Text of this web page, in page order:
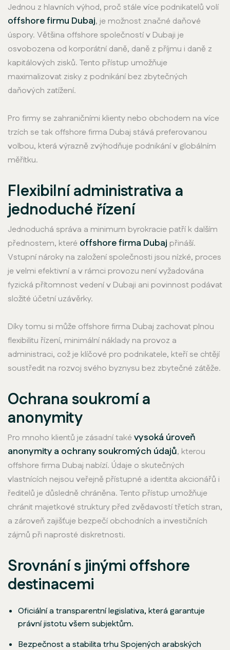
Jednou z hlavních výhod, proč stále více podnikatelů volí
offshore firmu Dubaj, je možnost značné daňové
úspory. Většina offshore společností v Dubaji je
osvobozena od korporátní daně, daně z příjmu i daně z
kapitálových zisků. Tento přístup umožňuje
maximalizovat zisky z podnikání bez zbytečných
daňových zatížení.
Pro firmy se zahraničními klienty nebo obchodem na více
trzích se tak offshore firma Dubaj stává preferovanou
volbou, která výrazně zvýhodňuje podnikání v globálním
měřítku.
Flexibilní administrativa a
jednoduché řízení
Jednoduchá správa a minimum byrokracie patří k dalším
přednostem, které offshore firma Dubaj přináší.
Vstupní nároky na založení společnosti jsou nízké, proces
je velmi efektivní a v rámci provozu není vyžadována
fyzická přítomnost vedení v Dubaji ani povinnost podávat
složité účetní uzávěrky.
Díky tomu si může offshore firma Dubaj zachovat plnou
flexibilitu řízení, minimální náklady na provoz a
administraci, což je klíčové pro podnikatele, kteří se chtějí
soustředit na rozvoj svého byznysu bez zbytečné zátěže.
Ochrana soukromí a
anonymity
Pro mnoho klientů je zásadní takévysoká úroveň
anonymity a ochrany soukromých údajů, kterou
offshore firma Dubaj nabízí. Údaje o skutečných
vlastnících nejsou veřejně přístupné a identita akcionářů i
ředitelů je důsledně chráněna. Tento přístup umožňuje
chránit majetkové struktury před zvědavostí třetích stran,
a zároveň zajišťuje bezpečí obchodních a investičních
zájmů při naprosté diskretnosti.
Srovnání s jinými offshore
destinacemi
Oficiální a transparentní legislativa, která garantuje
právní jistotu všem subjektům.
Bezpečnost a stabilita trhu Spojených arabských